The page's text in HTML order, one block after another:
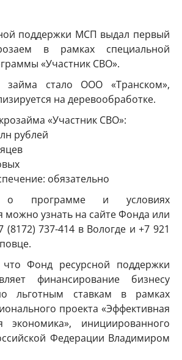
поддержки МСП выдал первый
в рамках специальной
«Участник СВО».
займа стало ООО «Транском»,
на деревообработке.
«Участник СВО»:
рублей
обязательно
о программе и условиях
можно узнать на сайте Фонда или
737-414 в Волoгде и +7 921
Фонд ресурсной поддержки
финансирование бизнесу
льготным ставкам в рамках
проекта «Эффективная
экономика», инициированного
Федерации Владимиром